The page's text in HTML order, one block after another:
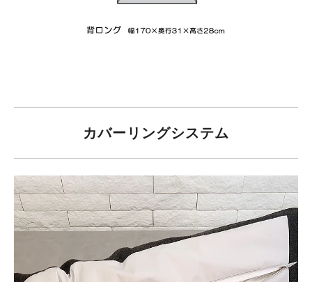
カバーリングシステム